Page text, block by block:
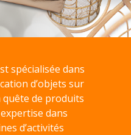
spécialisée dans
d’objets sur
de produits
dans
d’activités